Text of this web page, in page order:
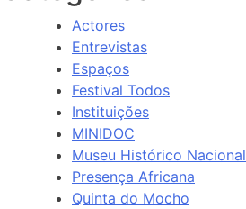
Actores
Entrevistas
Espaços
Festival Todos
Instituições
MINIDOC
Museu Histórico Nacional
Presença Africana
Quinta do Mocho